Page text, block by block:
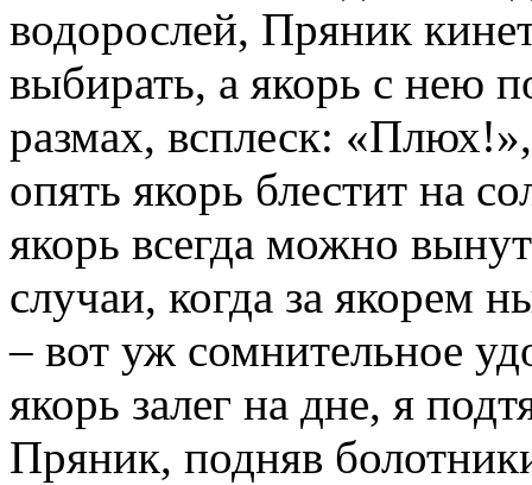
водорослей, Пряник
выбирать, а якорь с нею
размах, всплеск:
опять якорь блестит на
якорь всегда можно
случаи, когда за якорем
– вот уж сомнительное
якорь залег на дне, я
Пряник, подняв